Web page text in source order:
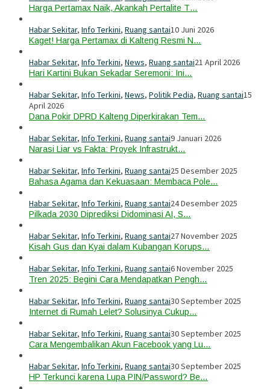
Harga Pertamax Naik, Akankah Pertalite T…
Habar Sekitar, Info Terkini, Ruang santai10 Juni 2026
Kaget! Harga Pertamax di Kalteng Resmi N…
Habar Sekitar, Info Terkini, News, Ruang santai21 April 2026
Hari Kartini Bukan Sekadar Seremoni: Ini…
Habar Sekitar, Info Terkini, News, Politik Pedia, Ruang santai15
April 2026
Dana Pokir DPRD Kalteng Diperkirakan Tem…
Habar Sekitar, Info Terkini, Ruang santai9 Januari 2026
Narasi Liar vs Fakta: Proyek Infrastrukt…
Habar Sekitar, Info Terkini, Ruang santai25 Desember 2025
Bahasa Agama dan Kekuasaan: Membaca Pole…
Habar Sekitar, Info Terkini, Ruang santai24 Desember 2025
Pilkada 2030 Diprediksi Didominasi AI, S…
Habar Sekitar, Info Terkini, Ruang santai27 November 2025
Kisah Gus dan Kyai dalam Kubangan Korups…
Habar Sekitar, Info Terkini, Ruang santai6 November 2025
Tren 2025: Begini Cara Mendapatkan Pengh…
Habar Sekitar, Info Terkini, Ruang santai30 September 2025
Internet di Rumah Lelet? Solusinya Cukup…
Habar Sekitar, Info Terkini, Ruang santai30 September 2025
Cara Mengembalikan Akun Facebook yang Lu…
Habar Sekitar, Info Terkini, Ruang santai30 September 2025
HP Terkunci karena Lupa PIN/Password? Be…